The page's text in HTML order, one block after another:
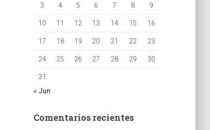
3 4 5 6 7 8 9
10 11 12 13 14 15 16
17 18 19 20 21 22 23
24 25 26 27 28 29 30
31
« Jun
Comentarios recientes